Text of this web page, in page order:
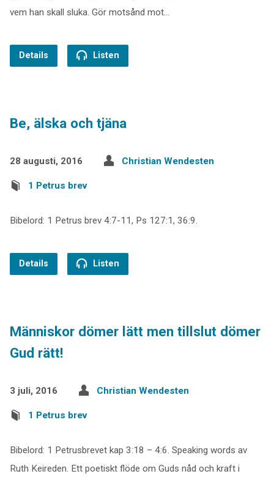
vem han skall sluka. Gör motsånd mot…
Details Listen
Be, älska och tjäna
28 augusti, 2016 Christian Wendesten
1 Petrus brev
Bibelord: 1 Petrus brev 4:7-11, Ps 127:1, 36:9.
Details Listen
Människor dömer lätt men tillslut dömer
Gud rätt!
3 juli, 2016 Christian Wendesten
1 Petrus brev
Bibelord: 1 Petrusbrevet kap 3:18 – 4:6. Speaking words av
Ruth Keireden. Ett poetiskt flöde om Guds nåd och kraft i